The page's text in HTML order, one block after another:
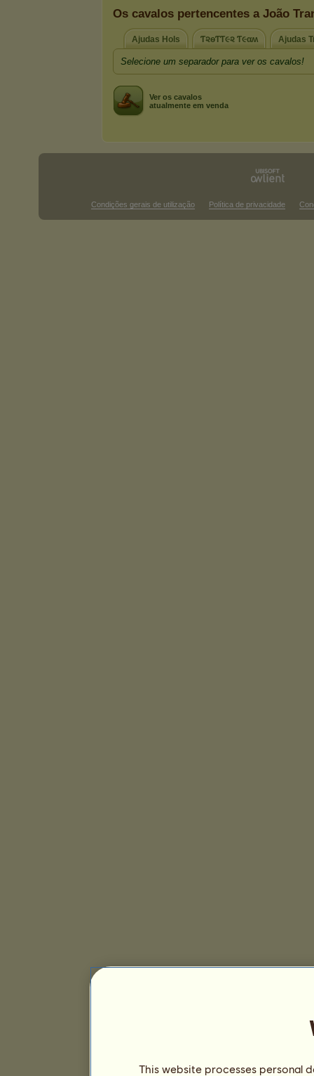
Os cavalos pertencentes a João
Ajudas Hols Ƭ૨ѳƬƬ૯૨ Ƭ૯αʍ Ajudas
Selecione um separador para ver os cavalos!
Ver os cavalos
atualmente em venda
Condições gerais de utilização Política de privacidade
This website processes personal